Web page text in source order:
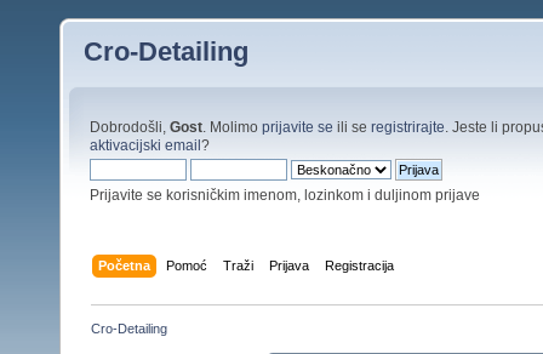
Cro-Detailing
Dobrodošli, Gost . Molimo prijavite se ili se registrirajte . Jeste li
aktivacijski email?
Prijavite se korisničkim imenom, lozinkom i duljinom prijave
Početna Pomoć Traži Prijava Registracija
Cro-Detailing